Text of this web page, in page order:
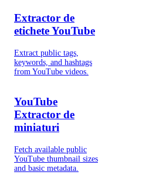
Extractor de
etichete YouTube
Extract public tags,
keywords, and hashtags
from YouTube videos.
YouTube
Extractor de
miniaturi
Fetch available public
YouTube thumbnail sizes
and basic metadata.